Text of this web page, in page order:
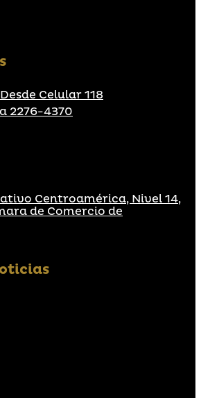
Celular 118
2276-4370
Centroamérica, Nivel 14,
de Comercio de